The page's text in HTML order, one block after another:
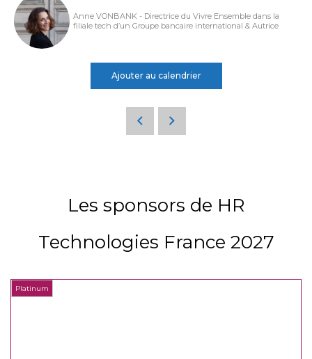
Anne VONBANK - Directrice du Vivre Ensemble dans la
filiale tech d’un Groupe bancaire international & Autrice
Ajouter au calendrier
Les sponsors de HR
Technologies France 2027
Platinum